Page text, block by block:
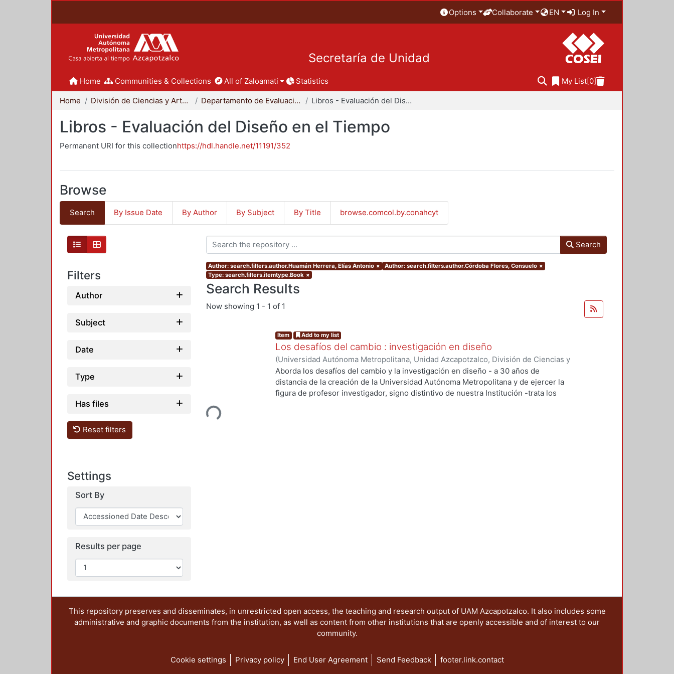
Options Collaborate EN Log In
Secretaría de Unidad
Home Communities & Collections All of Zaloamati Statistics My List[0]
Home División de Ciencias y Artes para el Diseño Departamento de Evaluación del Diseño en el Tiempo Libros - Evaluación del Diseño en el Tiempo
Libros - Evaluación del Diseño en el Tiempo
Permanent URI for this collectionhttps://hdl.handle.net/11191/352
Browse
Search By Issue Date By Author By Subject By Title browse.comcol.by.conahcyt
Filters
Author
Subject
Date
Type
Has files
Reset filters
Settings
Sort By
Results per page
Search
Author: search.filters.author.Huamán Herrera, Elías Antonio × Author: search.filters.author.Córdoba Flores, Consuelo ×
Type: search.filters.itemtype.Book ×
Search Results
Now showing 1 - 1 of 1
Loading...
Item Add to my list
Los desafíos del cambio : investigación en diseño
(Universidad Autónoma Metropolitana, Unidad Azcapotzalco, División de Ciencias y
Artes para el Diseño, Departamento de Evaluación del Diseño en el Tiempo
12)Córdoba Flores, Consuelo;Huamán Herrera, Elías Antonio;Meléndez Crespo,
Ana;Morales Moreno, Jorge;Redondo Gómez, Maruja;Terrazas, Oscar;Herrera G.
Aborda los desafíos del cambio y la investigación en diseño - a 30 años de
distancia de la creación de la Universidad Autónoma Metropolitana y de ejercer la
figura de profesor investigador, signo distintivo de nuestra Institución -trata los
This repository preserves and disseminates, in unrestricted open access, the teaching and research output of UAM Azcapotzalco. It also includes some
administrative and graphic documents from the institution, as well as content from other institutions that are openly accessible and of interest to our
community.
Cookie settings Privacy policy End User Agreement Send Feedback footer.link.contact